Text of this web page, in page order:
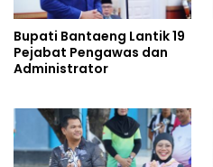
Bupati Bantaeng Lantik 19
Pejabat Pengawas dan
Administrator